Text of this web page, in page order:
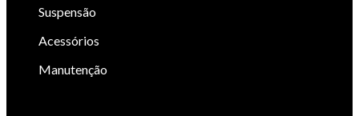
Suspensão
Acessórios
Manutenção